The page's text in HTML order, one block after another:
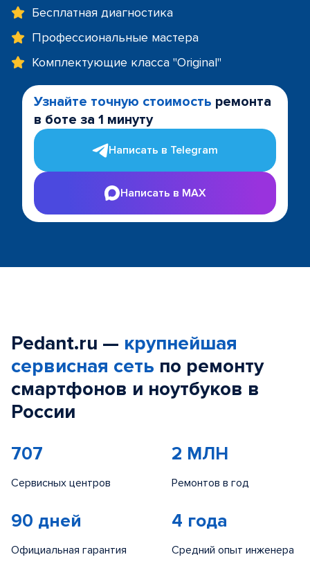
Бесплатная диагностика
Профессиональные мастера
Комплектующие класса "Original"
Узнайте точную стоимость ремонта
в боте за 1 минуту
Написать в Telegram
Написать в MAX
Pedant.ru — крупнейшая
сервисная сеть по ремонту
смартфонов и ноутбуков в
России
707
Сервисных центров
2 МЛН
Ремонтов в год
90 дней
Официальная гарантия
4 года
Средний опыт инженера